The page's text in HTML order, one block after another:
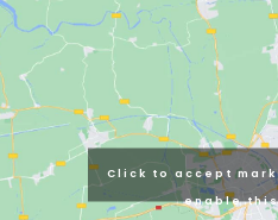
Click to accept
enable